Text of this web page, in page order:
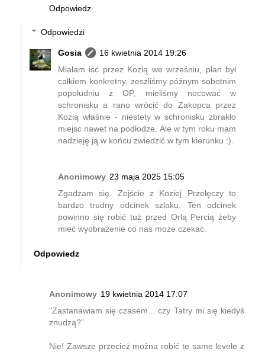
Odpowiedz
Odpowiedzi
Gosia
16 kwietnia 2014 19:26
Miałam iść przez Kozią we wrześniu, plan był
całkiem konkretny, zeszliśmy późnym sobotnim
popołudniu z OP, mieliśmy nocować w
schronisku a rano wrócić do Zakopca przez
Kozią właśnie - niestety w schronisku zbrakło
miejsc nawet na podłodze. Ale w tym roku mam
nadzieję ją w końcu zwiedzić w tym kierunku :).
Anonimowy 23 maja 2025 15:05
Zgadzam się. Zejście z Koziej Przełęczy to
bardzo trudny odcinek szlaku. Ten odcinek
powinno się robić tuż przed Orlą Percią żeby
mieć wyobrażenie co nas może czekać.
Odpowiedz
Anonimowy 19 kwietnia 2014 17:07
"Zastanawiam się czasem... czy Tatry mi się kiedyś
znudzą?"
Nie! Zawsze przecież można robić te same levele z